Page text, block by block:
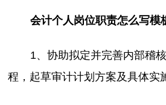
会计个人岗位职责怎么写模
1、协助拟定并完善内部稽
程，起草审计计划方案及具体实